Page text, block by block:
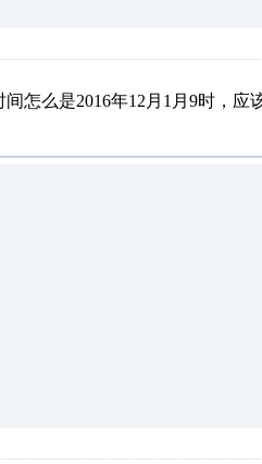
怎么是2016年12月1月9时，应